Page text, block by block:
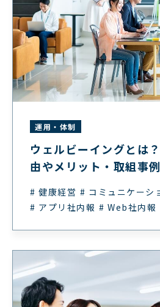
運用・体制
ウェルビーイングとは
由やメリット・取組事
# 健康経営 # コミュニケーシ
# アプリ社内報 # Web社内報